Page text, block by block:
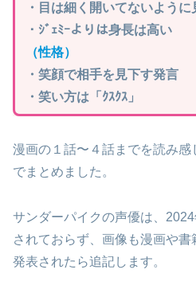
・目は細く開いてないように
・ｼﾞｪﾐｰよりは身長は高い
（性格）
・笑顔で相手を見下す発言
・笑い方は「ｸｽｸｽ」
漫画の１話〜４話までを読み
でまとめました。
サンダーパイクの声優は、
されておらず、画像も漫画や
発表されたら追記します。